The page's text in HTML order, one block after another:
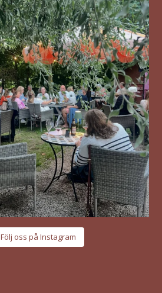
Följ oss på Instagram